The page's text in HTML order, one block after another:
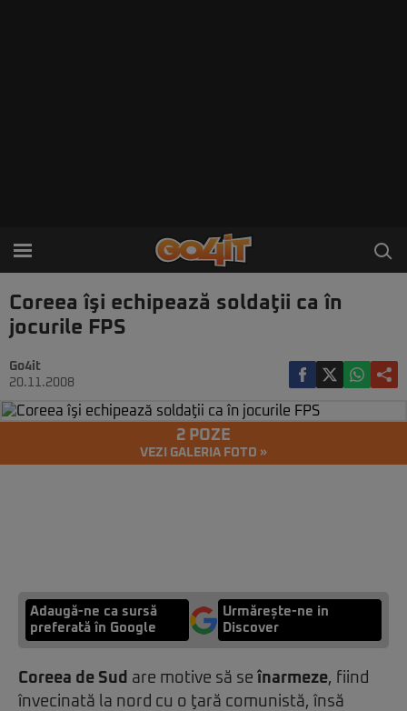
Coreea îşi echipează soldaţii ca în
jocurile FPS
Go4it
20.11.2008
2 POZE
VEZI GALERIA FOTO »
Adaugă-ne ca sursă
preferată în Google
Urmărește-ne in
Discover
Coreea de Sud are motive să se înarmeze, fiind
învecinată la nord cu o ţară comunistă, însă